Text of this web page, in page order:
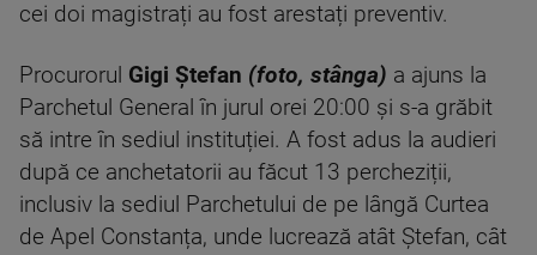
cei doi magistrați au fost arestați preventiv.
Procurorul Gigi Ștefan (foto, stânga) a ajuns la
Parchetul General în jurul orei 20:00 și s-a grăbit
să intre în sediul instituției. A fost adus la audieri
după ce anchetatorii au făcut 13 percheziții,
inclusiv la sediul Parchetului de pe lângă Curtea
de Apel Constanța, unde lucrează atât Ștefan, cât